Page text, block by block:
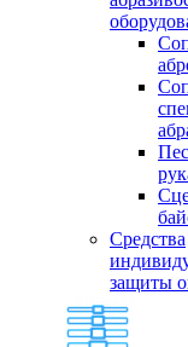
Средства
защиты